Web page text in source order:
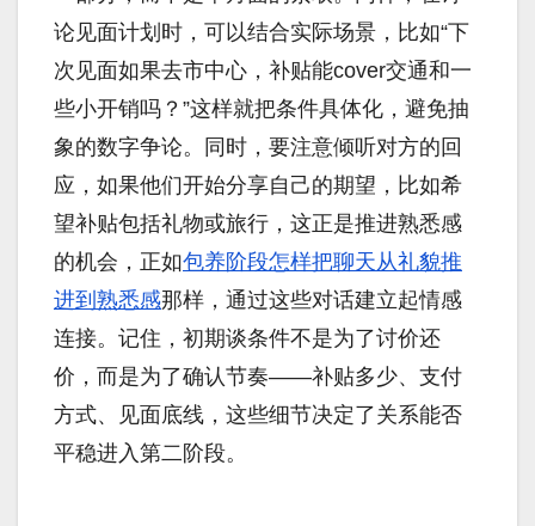
论见面计划时，可以结合实际场景，比如“下
次见面如果去市中心，补贴能cover交通和一
些小开销吗？”这样就把条件具体化，避免抽
象的数字争论。同时，要注意倾听对方的回
应，如果他们开始分享自己的期望，比如希
望补贴包括礼物或旅行，这正是推进熟悉感
的机会，正如包养阶段怎样把聊天从礼貌推
进到熟悉感那样，通过这些对话建立起情感
连接。记住，初期谈条件不是为了讨价还
价，而是为了确认节奏——补贴多少、支付
方式、见面底线，这些细节决定了关系能否
平稳进入第二阶段。